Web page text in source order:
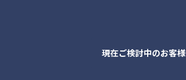
現在ご検討中のお客様